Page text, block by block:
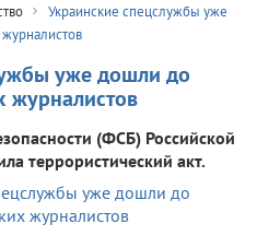
Украинские спецслужбы уже
уже дошли до
журналистов
(ФСБ) Российской
террористический акт.